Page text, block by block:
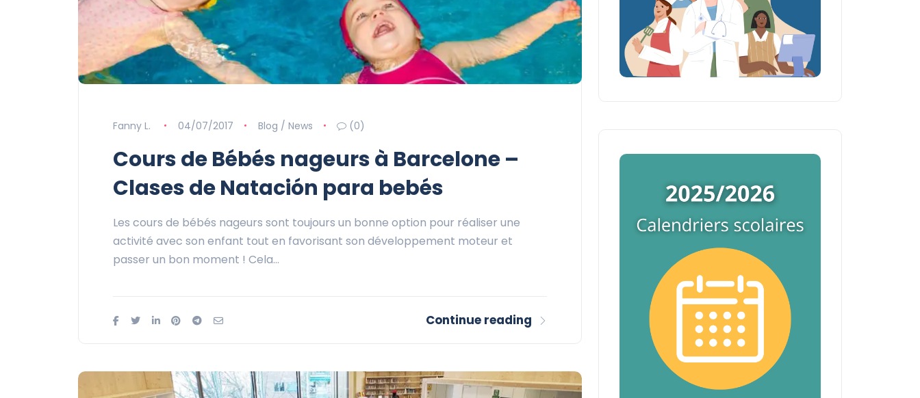
Fanny L. 04/07/2017 Blog / News (0)
Cours de Bébés nageurs à Barcelone –
Clases de Natación para bebés
Les cours de bébés nageurs sont toujours un bonne option pour réaliser une
activité avec son enfant tout en favorisant son développement moteur et
passer un bon moment ! Cela…
Continue reading